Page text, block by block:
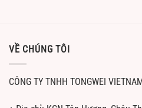
VỀ CHÚNG TÔI
CÔNG TY TNHH TONGWEI